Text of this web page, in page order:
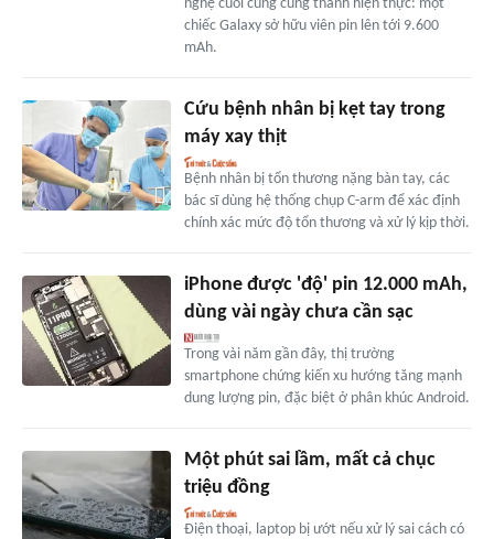
nghệ cuối cùng cũng thành hiện thực: một
chiếc Galaxy sở hữu viên pin lên tới 9.600
mAh.
Cứu bệnh nhân bị kẹt tay trong
máy xay thịt
Bệnh nhân bị tổn thương nặng bàn tay, các
bác sĩ dùng hệ thống chụp C-arm để xác định
chính xác mức độ tổn thương và xử lý kịp thời.
iPhone được 'độ' pin 12.000 mAh,
dùng vài ngày chưa cần sạc
Trong vài năm gần đây, thị trường
smartphone chứng kiến xu hướng tăng mạnh
dung lượng pin, đặc biệt ở phân khúc Android.
Một phút sai lầm, mất cả chục
triệu đồng
Điện thoại, laptop bị ướt nếu xử lý sai cách có